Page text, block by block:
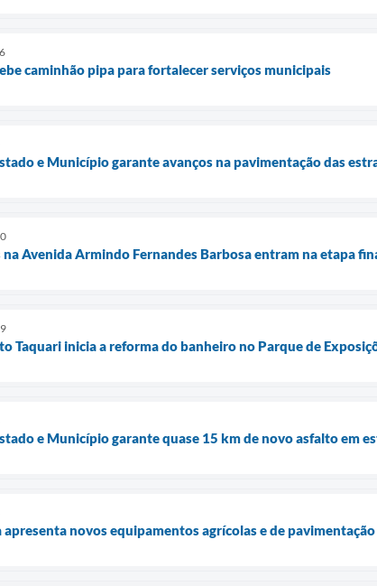
caminhão pipa para fortalecer serviços municipais
e Município garante avanços na pavimentação das
na Avenida Armindo Fernandes Barbosa entram na etapa
Taquari inicia a reforma do banheiro no Parque de
e Município garante quase 15 km de novo asfalto em
novos equipamentos agrícolas e de